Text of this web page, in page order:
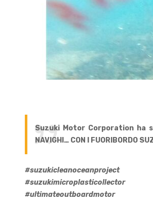
Suzuki Motor Corporation ha
NAVIGHI… CON I FUORIBORDO
#suzukicleanoceanproject
#suzukimicroplasticollector
#ultimateoutboardmotor